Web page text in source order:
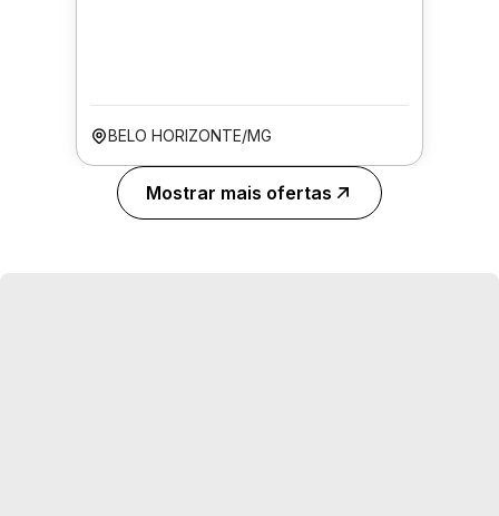
BELO HORIZONTE/MG
Mostrar mais ofertas